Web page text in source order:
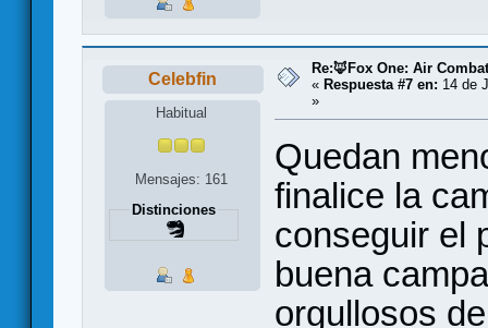
Celebfin
Habitual
Mensajes: 161
Distinciones
Re:🦊Fox One: Air
« Respuesta #7 en: 14 de
»
Quedan
finalice la
conseguir el
buena
orgullosos